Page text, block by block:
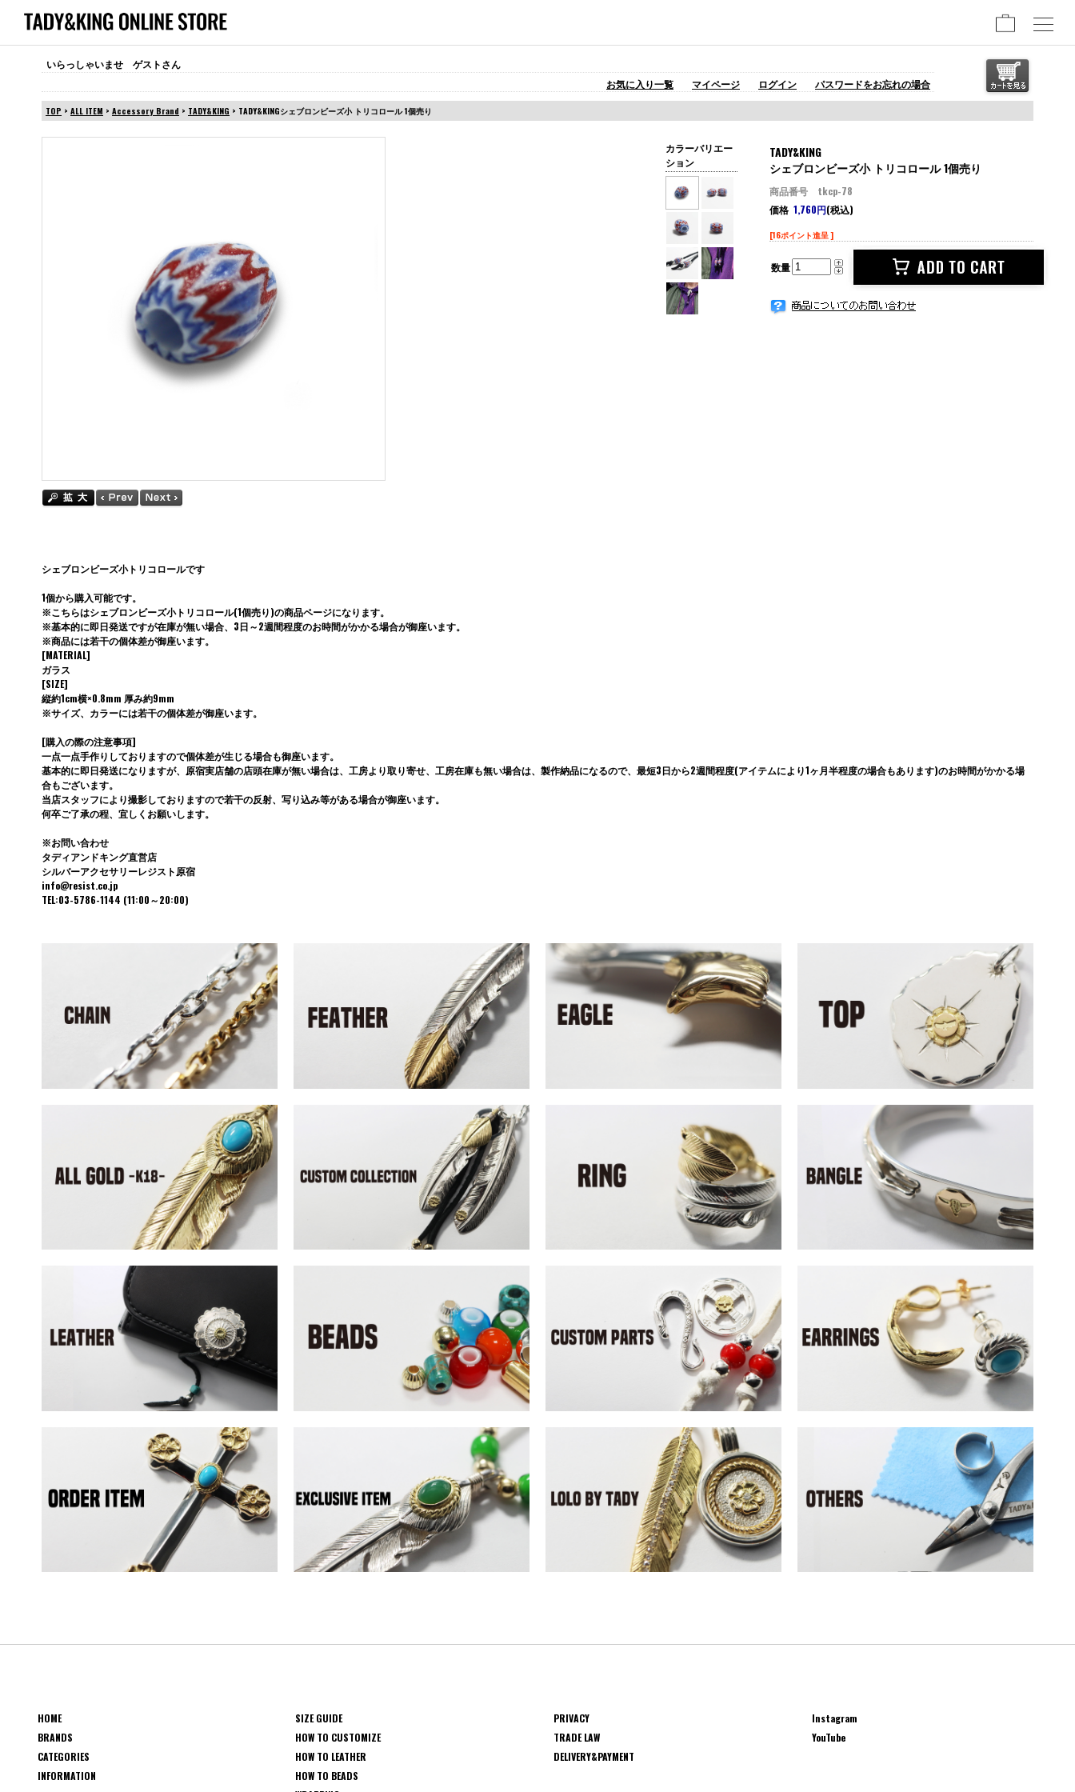
いらっしゃいませ ゲストさん
お気に入り一覧
マイページ ログイン パスワードをお忘れの場合
TOP > ALL ITEM > Accessory Brand > TADY&KING > TADY&KINGシェブロンビーズ小 トリコロール 1個売り
TADY&KING
シェブロンビーズ小 トリコロール 1個売り
商品番号 tkcp-78
価格 1,760円(税込)
[16ポイント進呈 ]
数量
カラーバリエー
ション
シェブロンビーズ小トリコロールです
1個から購入可能です。
※こちらはシェブロンビーズ小トリコロール(1個売り)の商品ページになります。
※基本的に即日発送ですが在庫が無い場合、3日～2週間程度のお時間がかかる場合が御座います。
※商品には若干の個体差が御座います。
[MATERIAL]
ガラス
[SIZE]
縦約1cm横×0.8mm 厚み約9mm
※サイズ、カラーには若干の個体差が御座います。
[購入の際の注意事項]
一点一点手作りしておりますので個体差が生じる場合も御座います。
基本的に即日発送になりますが、原宿実店舗の店頭在庫が無い場合は、工房より取り寄せ、工房在庫も無い場合は、製作納品になるので、最短3日から2週間程度(アイテムにより1ヶ月半程度の場合もあります)のお時間がかかる場
合もございます。
当店スタッフにより撮影しておりますので若干の反射、写り込み等がある場合が御座います。
何卒ご了承の程、宜しくお願いします。
※お問い合わせ
タディアンドキング直営店
シルバーアクセサリーレジスト原宿
info@resist.co.jp
TEL:03-5786-1144 (11:00～20:00)
HOME
BRANDS
CATEGORIES
INFORMATION
SIZE GUIDE
HOW TO CUSTOMIZE
HOW TO LEATHER
HOW TO BEADS
PRIVACY
TRADE LAW
DELIVERY&PAYMENT
Instagram
YouTube